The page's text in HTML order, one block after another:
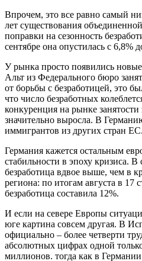
Впрочем, это все равно самый
лет существования
поправки на сезонность
сентябре она опустилась с 6,8%
У рынка просто появились
Альт из Федерального бюро
от борьбы с безработицей, это
что число безработных
конкуренция на рынке занятости
значительно выросла. В
иммигрантов из других стран
Германия кажется остальным
стабильности в эпоху кризиса. В
безработица вдвое выше, чем в
региона: по итогам августа в 17
безработица составила 12%.
И если на севере Европы
юге картина совсем другая. В
официально – более четверти
абсолютных цифрах одной
миллионов. тогда как в